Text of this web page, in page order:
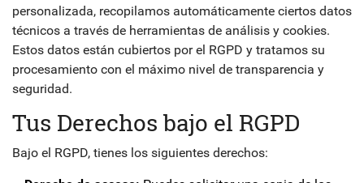
personalizada, recopilamos automáticamente ciertos datos
técnicos a través de herramientas de análisis y cookies.
Estos datos están cubiertos por el RGPD y tratamos su
procesamiento con el máximo nivel de transparencia y
seguridad.
Tus Derechos bajo el RGPD
Bajo el RGPD, tienes los siguientes derechos: